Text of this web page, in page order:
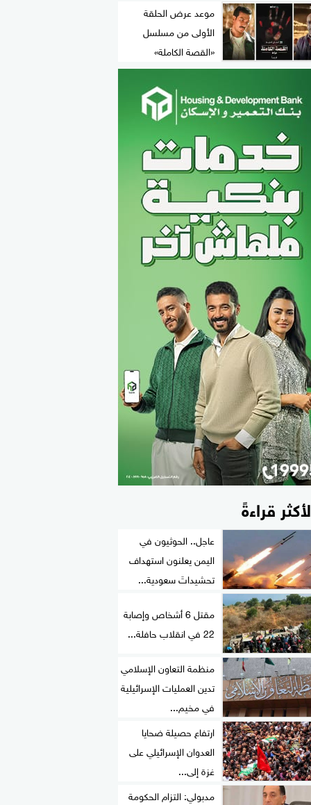
موعد عرض الحلقة
الأولى من مسلسل
«القصة الكاملة»
قراءةً
عاجل.. الحوثيون في
اليمن يعلنون استهداف
تحشيداتَ سعودية...
مقتل 6 أشخاص وإصابة
22 في انقلاب حافلة...
منظمة التعاون الإسلامي
تدين العمليات الإسرائيلية
في مخيم...
ارتفاع حصيلة ضحايا
العدوان الإسرائيلي على
غزة إلى...
مدبولي: التزام الحكومة